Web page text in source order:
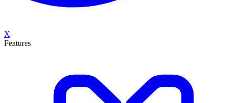
X
Features